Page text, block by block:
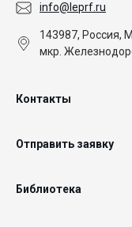
info@leprf.ru
143987, Россия,
мкр.
Контакты
Отправить заявку
Библиотека